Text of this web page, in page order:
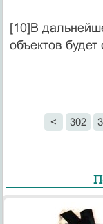
[10]В
объектов
< 302